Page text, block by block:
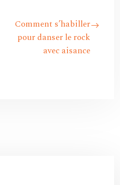
Comment s’habiller
pour danser le rock
avec aisance